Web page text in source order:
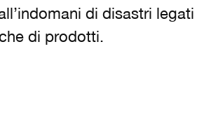
di disastri
di prodotti.